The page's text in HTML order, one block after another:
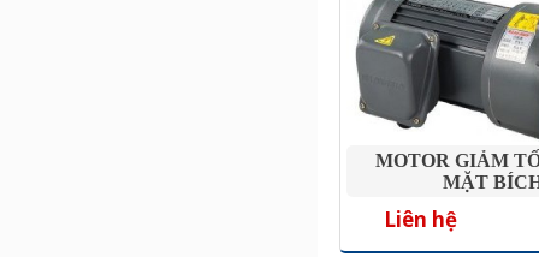
MOTOR GIẢM
MẶT
Liên hệ